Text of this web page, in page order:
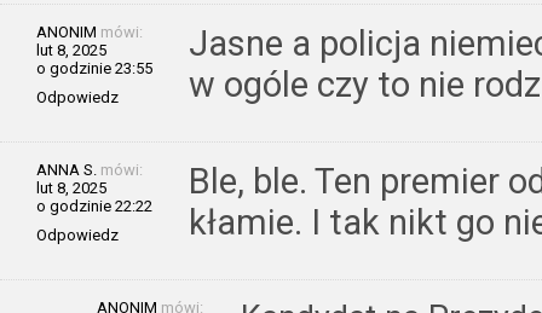
ANONIM mówi:
lut 8, 2025
o godzinie 23:55
Odpowiedz
Jasne a policja
w ogóle czy to nie
ANNA S. mówi:
lut 8, 2025
o godzinie 22:22
Odpowiedz
Ble, ble. Ten premier
kłamie. I tak nikt go
ANONIM mówi: